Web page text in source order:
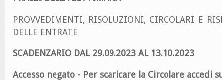
PROVVEDIMENTI, RISOLUZIONI, CIRCOLARI E
DELLE ENTRATE
SCADENZARIO DAL 29.09.2023 AL 13.10.2023
Accesso negato - Per scaricare la Circolare accedi